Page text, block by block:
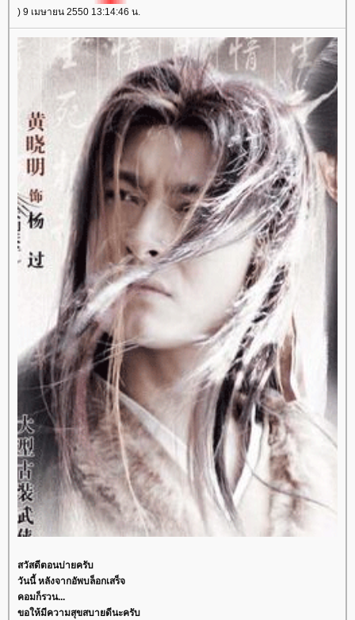
) 9 เมษายน 2550 13:14:46 น.
สวัสดีตอนบ่ายครับ
วันนี้ หลังจากอัพบล็อกเสร็จ
คอมก็รวน...
ขอให้มีความสุขสบายดีนะครับ